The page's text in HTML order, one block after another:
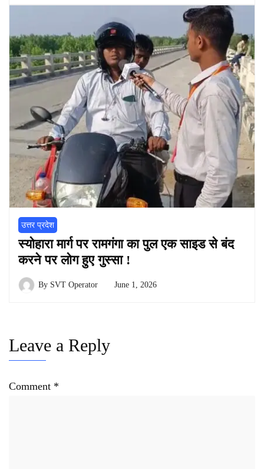
उत्तर प्रदेश
स्योहारा मार्ग पर रामगंगा का पुल एक साइड से बंद
करने पर लोग हुए गुस्सा !
By SVT Operator June 1, 2026
Leave a Reply
Comment *